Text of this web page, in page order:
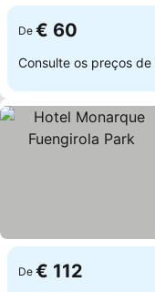
De € 60
Consulte os preços de
De € 112